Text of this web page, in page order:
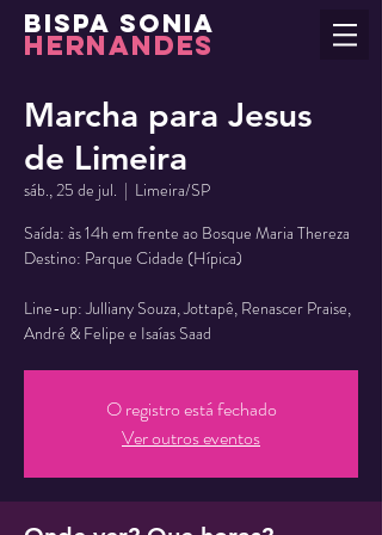
BISPA SONIA
HERNANDES
Marcha para Jesus
de Limeira
sáb., 25 de jul.
  |
Limeira/SP
Saída: às 14h em frente ao Bosque Maria Thereza
Destino: Parque Cidade (Hípica)
Line-up: Julliany Souza, Jottapê, Renascer Praise,
André & Felipe e Isaías Saad
O registro está fechado
Ver outros eventos